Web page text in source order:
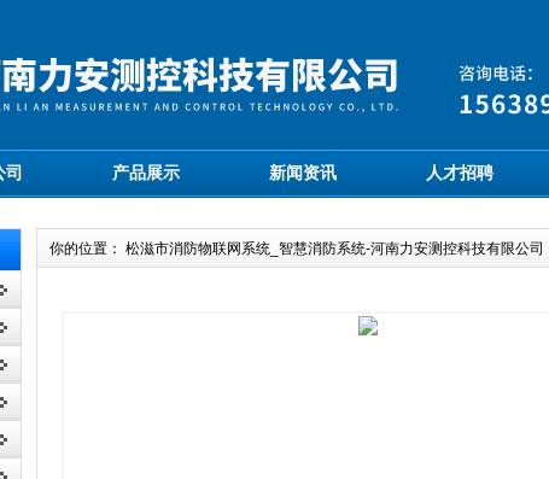
司 产品展示 新闻资讯 人才招聘
你的位置： 松滋市消防物联网系统_智慧消防系统-河南力安测控科技有限公司